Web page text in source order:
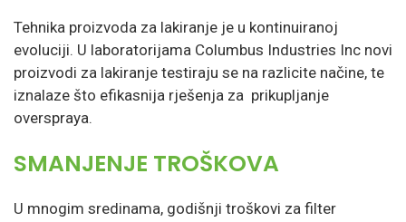
Tehnika proizvoda za lakiranje je u kontinuiranoj
evoluciji. U laboratorijama Columbus Industries Inc novi
proizvodi za lakiranje testiraju se na razlicite načine, te
iznalaze što efikasnija rješenja za prikupljanje
overspraya.
SMANJENJE TROŠKOVA
U mnogim sredinama, godišnji troškovi za filter